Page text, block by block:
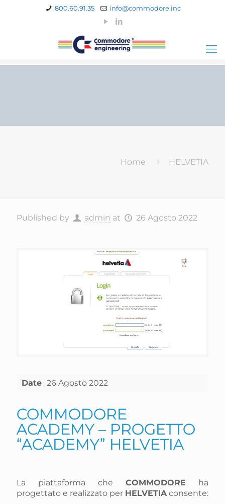
800.60.91.35 info@commodore.inc
Home HELVETIA
Published by admin at 26 Agosto 2022
Date 26 Agosto 2022
COMMODORE
ACADEMY – PROGETTO
“ACADEMY” HELVETIA
La piattaforma che COMMODORE ha
progettato e realizzato per HELVETIAconsente: